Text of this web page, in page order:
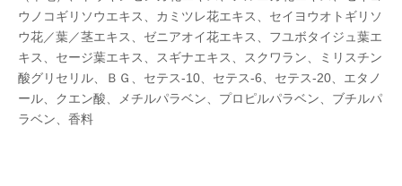
ウノコギリソウエキス、カミツレ花エキス、セイヨウオトギリソ
ウ花／葉／茎エキス、ゼニアオイ花エキス、フユボタイジュ葉エ
キス、セージ葉エキス、スギナエキス、スクワラン、ミリスチン
酸グリセリル、ＢＧ、セテス-10、セテス-6、セテス-20、エタノ
ール、クエン酸、メチルパラベン、プロピルパラベン、ブチルパ
ラベン、香料